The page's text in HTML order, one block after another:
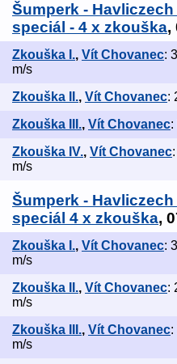
Šumperk -
speciál - 4 x zkouška,
Zkouška I., Vít Chovanec:
m/s
Zkouška II., Vít Chovanec:
Zkouška III., Vít Chovanec:
Zkouška IV., Vít Chovanec
m/s
Šumperk -
speciál 4 x zkouška,
Zkouška I., Vít Chovanec:
m/s
Zkouška II., Vít Chovanec:
m/s
Zkouška III., Vít Chovanec:
m/s